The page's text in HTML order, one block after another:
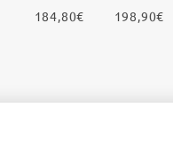
184,80€ 198,90€